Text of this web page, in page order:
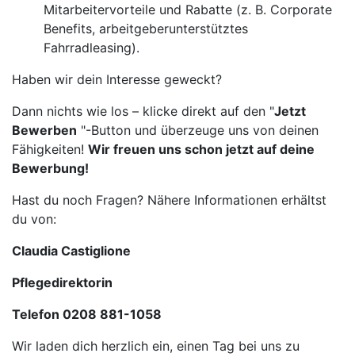
Mitarbeitervorteile und Rabatte (z. B. Corporate
Benefits, arbeitgeberunterstütztes
Fahrradleasing).
Haben wir dein Interesse geweckt?
Dann nichts wie los – klicke direkt auf den "Jetzt
Bewerben "-Button und überzeuge uns von deinen
Fähigkeiten! Wir freuen uns schon jetzt auf deine
Bewerbung!
Hast du noch Fragen? Nähere Informationen erhältst
du von:
Claudia Castiglione
Pflegedirektorin
Telefon 0208 881-1058
Wir laden dich herzlich ein, einen Tag bei uns zu